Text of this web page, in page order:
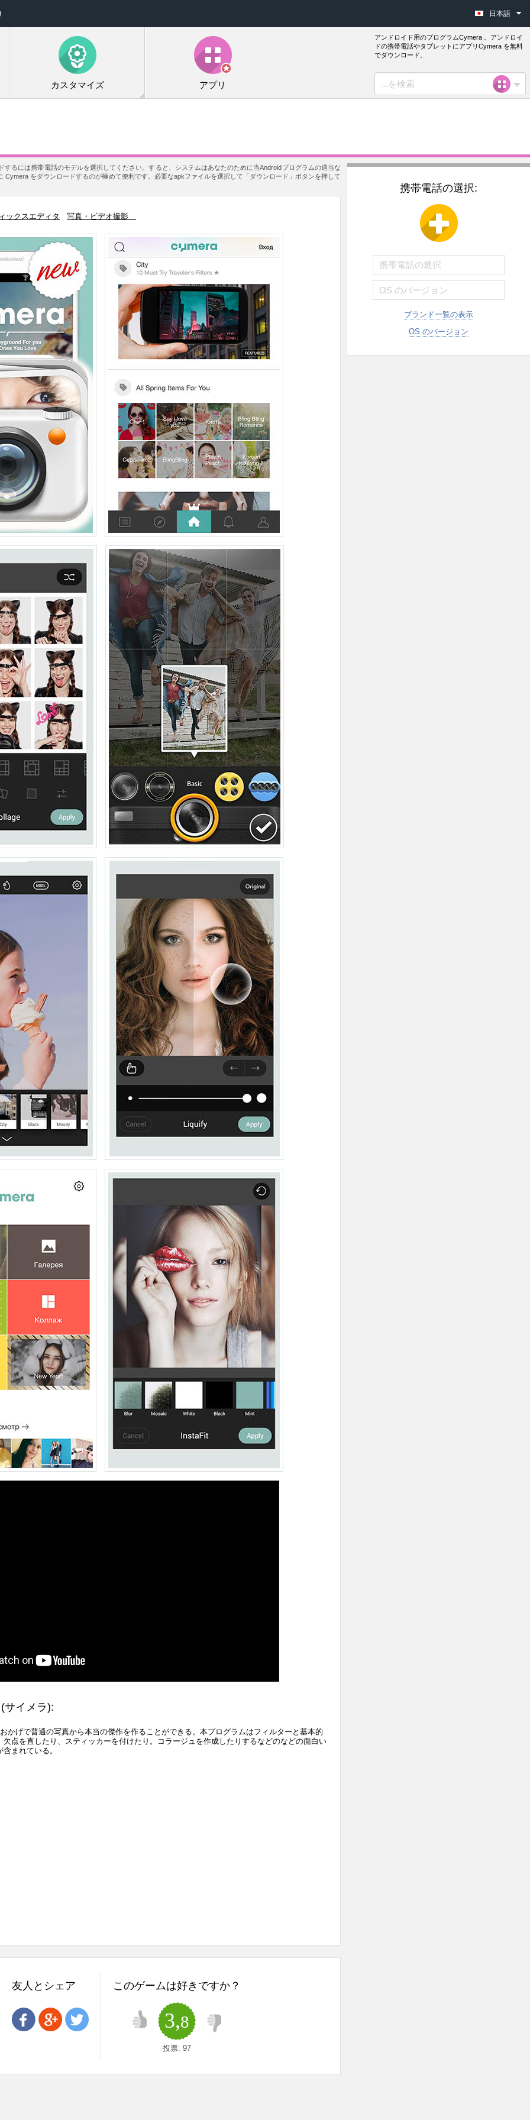
日本語
カスタマイズ アプリ
アンドロイド用のプログラムCymera 。アンドロイ
ドの携帯電話やタブレットにアプリCymera を無料
でダウンロード。
るには携帯電話のモデルを選択してください。すると、システムはあなたのために当Androidプログラムの適当な
Cymera をダウンロードするのが極めて便利です。必要なapkファイルを選択して「ダウンロード」ボタンを押して
ックスエディタ 写真・ビデオ撮影
(サイメラ):
かげで普通の写真から本当の傑作を作ることができる。本プログラムはフィルターと基本的
点を直したり、スティッカーを付けたり。コラージュを作成したりするなどのなどの面白い
まれている。
友人とシェア このゲームは好きですか？
3,8
投票: 97
携帯電話の選択:
ブランド一覧の表示
OS のバージョン